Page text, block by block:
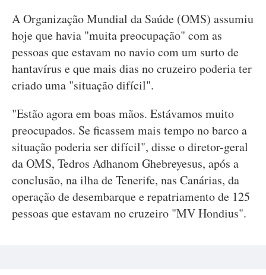
A Organização Mundial da Saúde (OMS) assumiu
hoje que havia "muita preocupação" com as
pessoas que estavam no navio com um surto de
hantavírus e que mais dias no cruzeiro poderia ter
criado uma "situação difícil".
"Estão agora em boas mãos. Estávamos muito
preocupados. Se ficassem mais tempo no barco a
situação poderia ser difícil", disse o diretor-geral
da OMS, Tedros Adhanom Ghebreyesus, após a
conclusão, na ilha de Tenerife, nas Canárias, da
operação de desembarque e repatriamento de 125
pessoas que estavam no cruzeiro "MV Hondius".